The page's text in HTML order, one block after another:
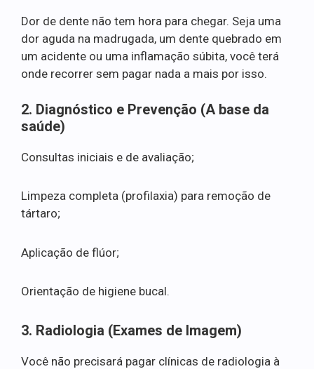
Dor de dente não tem hora para chegar. Seja uma
dor aguda na madrugada, um dente quebrado em
um acidente ou uma inflamação súbita, você terá
onde recorrer sem pagar nada a mais por isso.
2. Diagnóstico e Prevenção (A base da
saúde)
Consultas iniciais e de avaliação;
Limpeza completa (profilaxia) para remoção de
tártaro;
Aplicação de flúor;
Orientação de higiene bucal.
3. Radiologia (Exames de Imagem)
Você não precisará pagar clínicas de radiologia à